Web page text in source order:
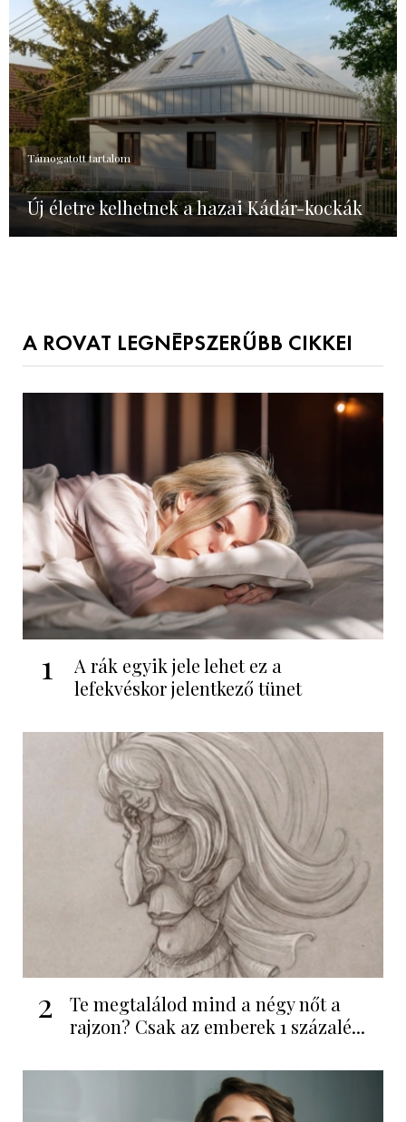
Támogatott tartalom
Új életre kelhetnek a hazai Kádár-kockák
A ROVAT LEGNÉPSZERŰBB CIKKEI
1
A rák egyik jele lehet ez a
lefekvéskor jelentkező tünet
2
Te megtalálod mind a négy nőt a
rajzon? Csak az emberek 1 százalé...